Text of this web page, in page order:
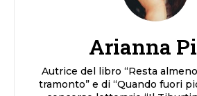
Arianna
Autrice del libro “Resta
tramonto” e di “Quando fuori